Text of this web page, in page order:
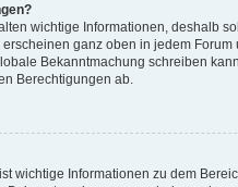
wichtige Informationen, deshalb
ganz oben in jedem
Bekanntmachung schreiben
Berechtigungen ab.
wichtige Informationen zu dem